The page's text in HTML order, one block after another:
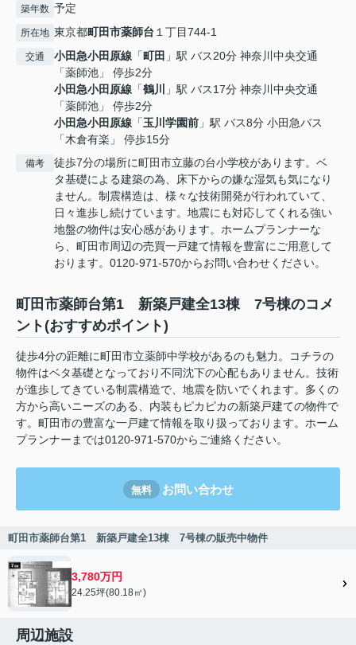
築年数 予定
所在地 東京都町田市薬師台 １丁目744-1
交通 小田急小田原線 「町田 」駅 バス20分 神奈川中央交通
「薬師池」 停歩2分
小田急小田原線 「鶴川
」駅 バス17分 神奈川中央交通
「薬師池」 停歩2分
小田急小田原線 「玉川学園前 」駅 バス8分 小田急バス
「木倉有楽」 停歩15分
備考
徒歩7分の場所に町田市立藤の台小学校があります。ベ
タ基礎による建築の為、床下からの嫌な湿気も気になり
ません。制震構造は、様々な技術開発が行われていて、
日々進歩し続けています。地震にも対応してくれる強い
地盤の物件は安心感があります。ホームプランナーな
ら、町田市周辺の売買一戸建て情報を豊富にご用意して
おります。0120-971-570からお問い合わせください。
町田市薬師台第1 新築戸建全13棟 7号棟のコメ
ント(おすすめポイント)
徒歩4分の距離に町田市立薬師中学校があるのも魅力。コチラの
物件はベタ基礎となっており不同沈下の心配もありません。技術
が進歩してきている制震構造で、地震を防いでくれます。多くの
方から高いニーズのある、内装もピカピカの新築戸建ての物件で
す。町田市の豊富な一戸建て情報を取り扱っております。ホーム
プランナーまでは0120-971-570からご連絡ください。
無料 お問い合わせ
町田市薬師台第1 新築戸建全13棟 7号棟の販売中物件
3,780万円
24.25坪(80.18㎡)
周辺施設